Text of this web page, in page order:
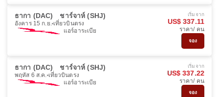
ธากา (DAC) ชาร์จาห์ (SHJ)
อังคาร 15 ก.ย. เที่ยวบินตรง
แอร์อาระเบีย
เริ่มจาก
US$ 337.11
ราคา/ คน
จอง
ธากา (DAC) ชาร์จาห์ (SHJ)
พฤหัส 6 ส.ค. เที่ยวบินตรง
แอร์อาระเบีย
เริ่มจาก
US$ 337.22
ราคา/ คน
จอง